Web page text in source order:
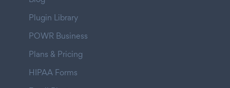
Plugin Library
POWR Business
Plans & Pricing
HIPAA Forms